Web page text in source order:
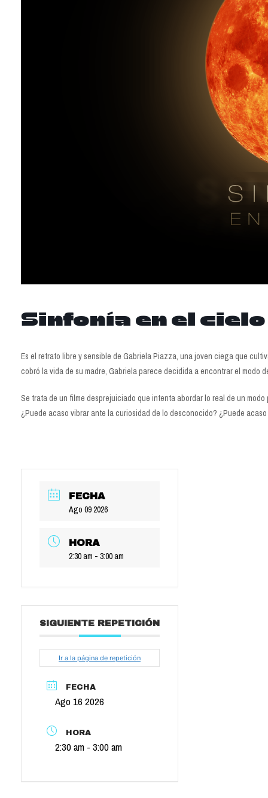
Sinfonía en el cielo
Es el retrato libre y sensible de Gabriela Piazza, una joven ciega que
cobró la vida de su madre, Gabriela parece decidida a encontrar el modo
Se trata de un filme desprejuiciado que intenta abordar lo real de un
¿Puede acaso vibrar ante la curiosidad de lo desconocido? ¿Puede
FECHA
Ago 09 2026
HORA
2:30 am - 3:00 am
SIGUIENTE REPETICIÓN
Ir a la página de repetición
FECHA
Ago 16 2026
HORA
2:30 am - 3:00 am